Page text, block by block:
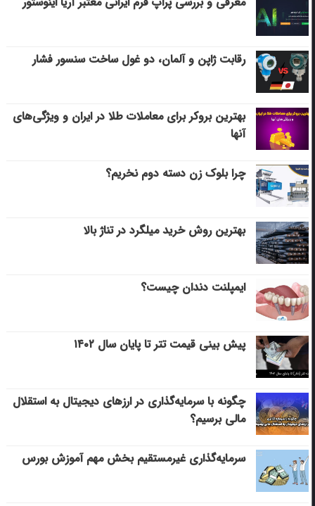
رقابت ژاپن و آلمان، دو غول ساخت سنسور فشار
بهترین بروکر برای معاملات طلا در ایران و ویژگی‌های
آنها
چرا بلوک زن دسته دوم نخریم؟
بهترین روش خرید میلگرد در تناژ بالا
ایمپلنت دندان چیست؟
پیش بینی قیمت تتر تا پایان سال ۱۴۰۲
چگونه با سرمایه‌گذاری در ارزهای دیجیتال به استقلال
مالی برسیم؟
سرمایه‌گذاری غیرمستقیم بخش مهم آموزش بورس